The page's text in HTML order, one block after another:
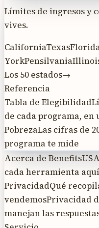
Límites de ingresos y
vives.
CaliforniaTexas
YorkPensilvania
Los 50 estados→
Referencia
Tabla de Elegibilidad
de cada programa, en
PobrezaLas cifras de
programa te mide
Acerca de BenefitsUSA
cada herramienta
PrivacidadQué
vendemosPrivacidad
manejan las